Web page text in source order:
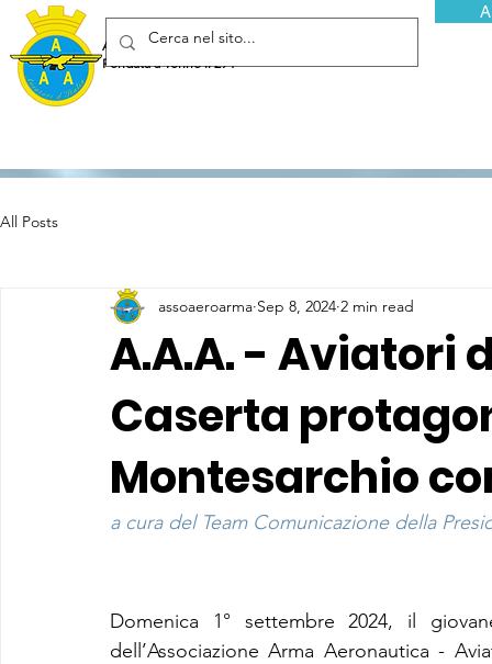
Associazione Arma Aeronautica - Aviatori d'Italia ETS
Fondata a Torino il 29 febbraio 1952
All Posts
A.A.A. - Aviatori
Caserta
Montesarchio
assoaeroarma Sep 8, 2024 2 min read
a cura del Team Comunicazione della
Domenica 1° settembre 2024, il
dell’Associazione Arma Aeronautica -